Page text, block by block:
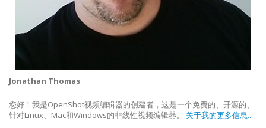
Jonathan Thomas
您好！我是OpenShot视频编辑器的创建者，这是一个免费的、开源的、
针对Linux、Mac和Windows的非线性视频编辑器。 关于我的更多信息...